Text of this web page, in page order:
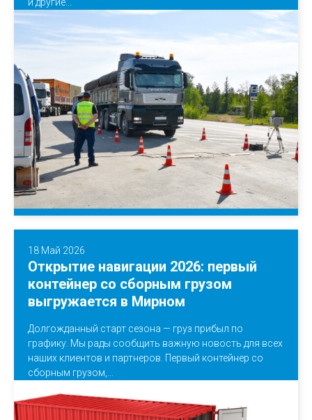
18 Май 2026
Открытие навигации 2026: первый
контейнер со сборным грузом
выгружается в Мирном
Долгожданный старт сезона — груз прибыл по
графику. Мы рады сообщить важную новость для всех
наших клиентов и партнеров. Первый контейнер со
сборным грузом,...